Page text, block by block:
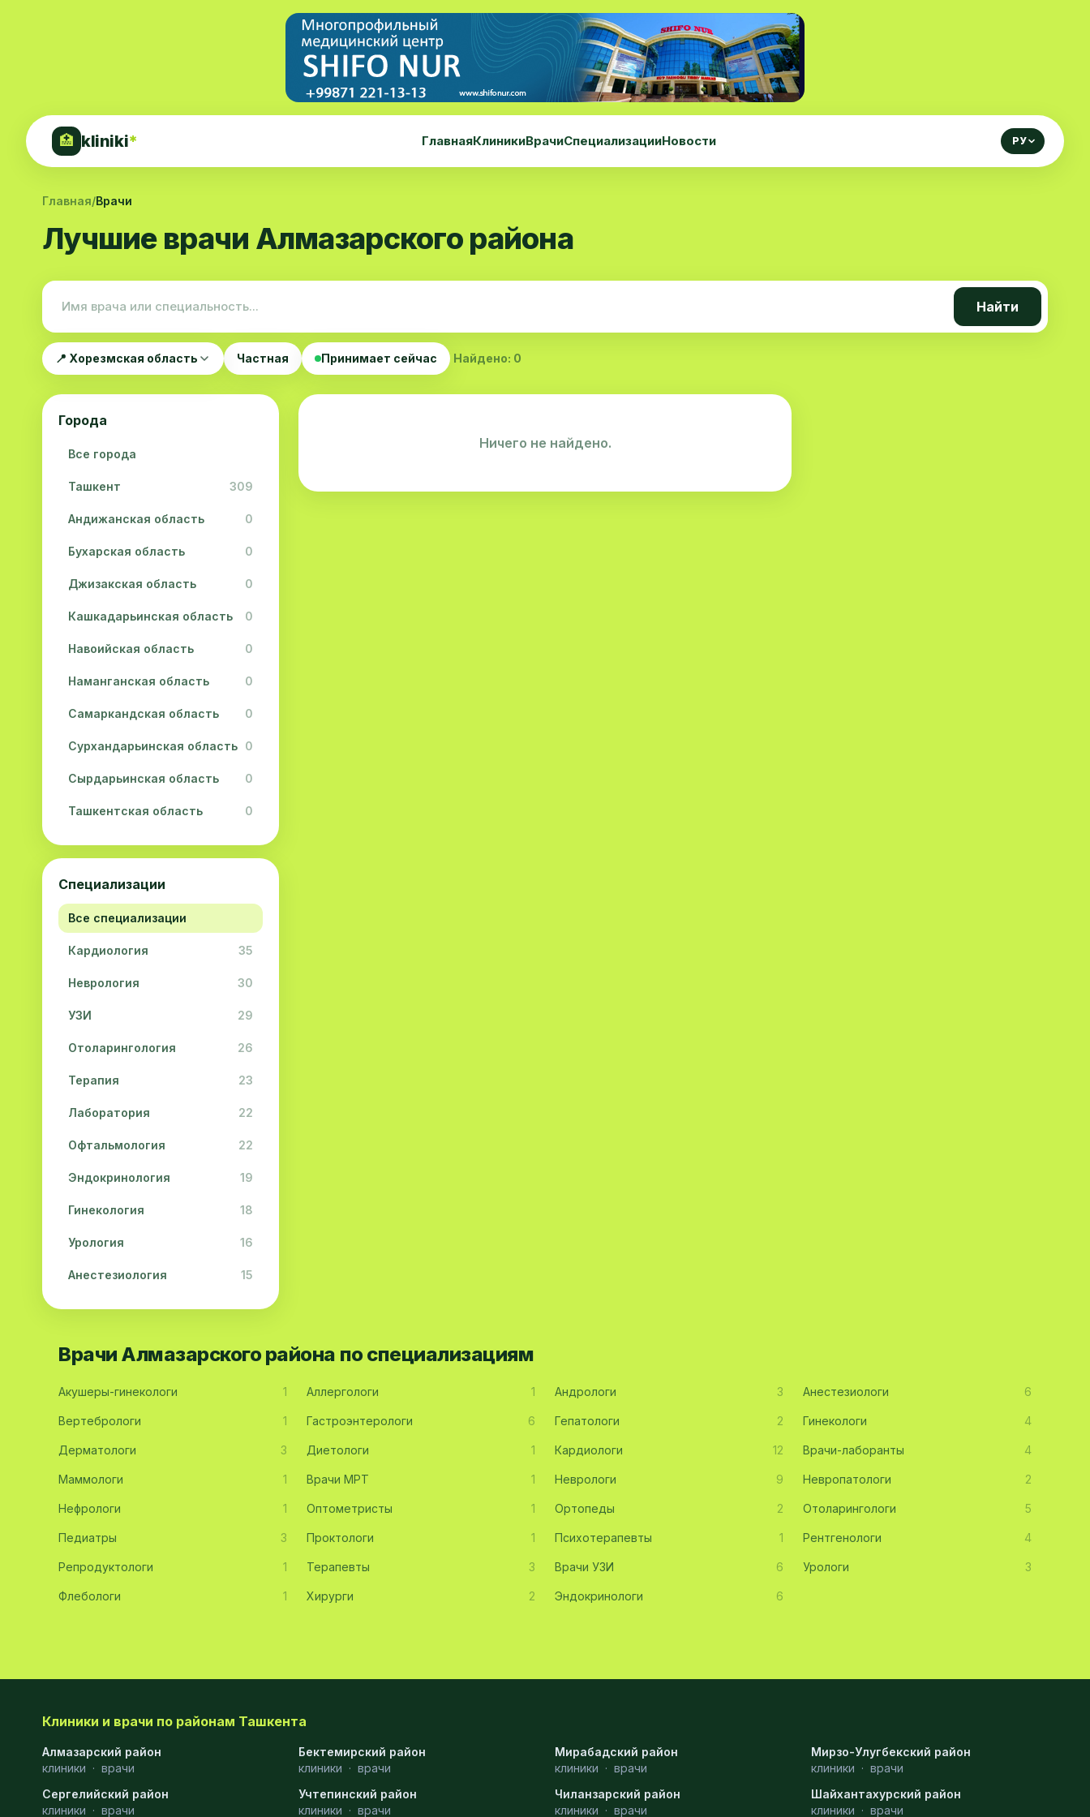
🏥 kliniki* ГлавнаяКлиникиВрачиСпециализацииНовости РУ
Главная/Врачи
Лучшие врачи Алмазарского района
Найти
📍 Хорезмская область Частная Принимает сейчас Найдено: 0
Города
Все города
Ташкент 309
Андижанская область 0
Бухарская область 0
Джизакская область 0
Кашкадарьинская область 0
Навоийская область 0
Наманганская область 0
Самаркандская область 0
Сурхандарьинская область 0
Сырдарьинская область 0
Ташкентская область 0
Ферганская область 0
Республика Каракалпакстан0
Специализации
Все специализации
Кардиология 35
Неврология 30
УЗИ 29
Отоларингология 26
Терапия 23
Лаборатория 22
Офтальмология 22
Эндокринология 19
Гинекология 18
Урология 16
Анестезиология 15
Дерматология 15
Андрология
Стоматология
Рентгенология
Физиотерапия
Эндоскопия 5
Косметология
Маммология
Ничего не найдено.
Врачи Алмазарского района по специализациям
Акушеры-гинекологи 1 Аллергологи 1 Андрологи 3 Анестезиологи 6
Вертебрологи 1 Гастроэнтерологи 6 Гепатологи 2 Гинекологи 4
Дерматологи 3 Диетологи 1 Кардиологи 12 Врачи-лаборанты 4
Маммологи 1 Врачи МРТ 1 Неврологи 9 Невропатологи 2
Нефрологи 1 Оптометристы 1 Ортопеды 2 Отоларингологи 5
Педиатры 3 Проктологи 1 Психотерапевты 1 Рентгенологи 4
Репродуктологи 1 Терапевты 3 Врачи УЗИ 6 Урологи 3
Флебологи 1 Хирурги 2 Эндокринологи 6
Клиники и врачи по районам Ташкента
Алмазарский район
клиники · врачи
Бектемирский район
клиники · врачи
Мирабадский район
клиники · врачи
Мирзо-Улугбекский район
клиники · врачи
Сергелийский район
клиники · врачи
Учтепинский район
клиники · врачи
Чиланзарский район
клиники · врачи
Шайхантахурский район
клиники · врачи